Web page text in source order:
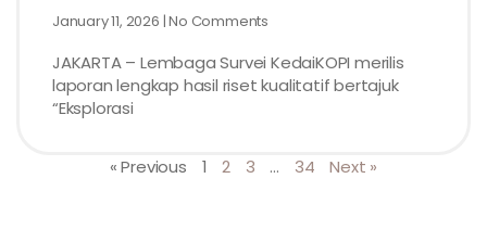
January 11, 2026 No Comments
JAKARTA – Lembaga Survei KedaiKOPI merilis
laporan lengkap hasil riset kualitatif bertajuk
“Eksplorasi
« Previous 1 2 3 … 34 Next »